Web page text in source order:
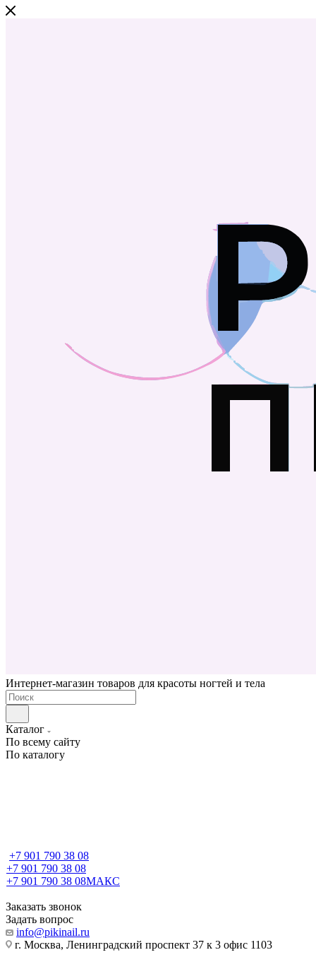
Интернет-магазин товаров для красоты ногтей и тела
Каталог
По всему сайту
По каталогу
+7 901 790 38 08
+7 901 790 38 08
+7 901 790 38 08МАКС
Заказать звонок
Задать вопрос
info@pikinail.ru
г. Москва, Ленинградский проспект 37 к 3 офис 1103